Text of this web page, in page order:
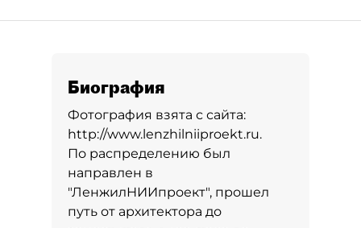
Биография
Фотография взята с сайта:
http://www.lenzhilniiproekt.ru.
По распределению был
направлен в
"ЛенжилНИИпроект", прошел
путь от архитектора до